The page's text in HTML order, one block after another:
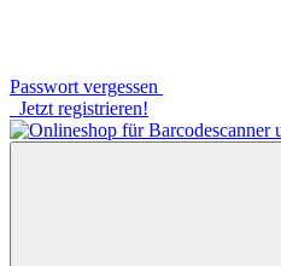
Passwort vergessen
Jetzt registrieren!